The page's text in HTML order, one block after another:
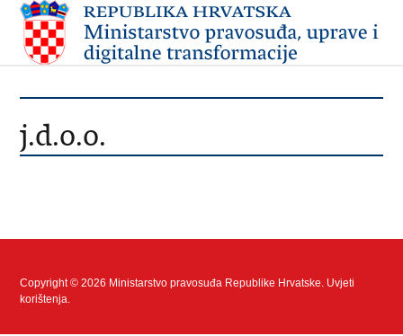
j.d.o.o.
Copyright © 2026 Ministarstvo pravosuđa Republike Hrvatske. Uvjeti
korištenja.